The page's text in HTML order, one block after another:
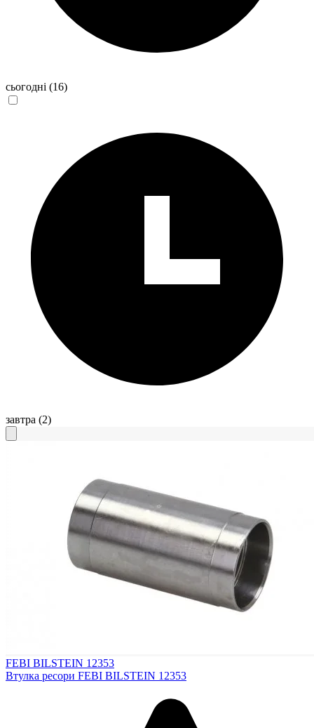
сьогодні (16)
завтра (2)
FEBI BILSTEIN 12353
Втулка ресори FEBI BILSTEIN 12353